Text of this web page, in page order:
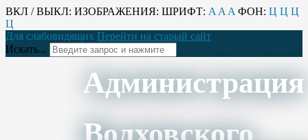
ВКЛ / ВЫКЛ: ИЗОБРАЖЕНИЯ: ШРИФТ: A A A ФОН: Ц Ц Ц
Ц
Для слабовидящих Перейти на старый сайт
Искать...
Администрация